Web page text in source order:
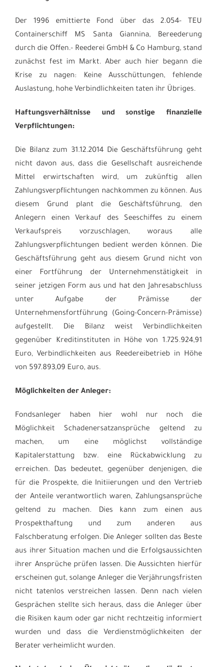
Der 1996 emittierte Fond über das 2.054- TEU
Containerschiff MS Santa Giannina, Bereederung
durch die Offen.- Reederei GmbH & Co Hamburg, stand
zunächst fest im Markt. Aber auch hier begann die
Krise zu nagen: Keine Ausschüttungen, fehlende
Auslastung, hohe Verbindlichkeiten taten ihr Übriges.
Haftungsverhältnisse und sonstige finanzielle
Verpflichtungen:
Die Bilanz zum 31.12.2014 Die Geschäftsführung geht
nicht davon aus, dass die Gesellschaft ausreichende
Mittel erwirtschaften wird, um zukünftig allen
Zahlungsverpflichtungen nachkommen zu können. Aus
diesem Grund plant die Geschäftsführung, den
Anlegern einen Verkauf des Seeschiffes zu einem
Verkaufspreis vorzuschlagen, woraus alle
Zahlungsverpflichtungen bedient werden können. Die
Geschäftsführung geht aus diesem Grund nicht von
einer Fortführung der Unternehmenstätigkeit in
seiner jetzigen Form aus und hat den Jahresabschluss
unter Aufgabe der Prämisse der
Unternehmensfortführung (Going-Concern-Prämisse)
aufgestellt. Die Bilanz weist Verbindlichkeiten
gegenüber Kreditinstituten in Höhe von 1.725.924,91
Euro, Verbindlichkeiten aus Reedereibetrieb in Höhe
von 597.893,09 Euro, aus.
Möglichkeiten der Anleger:
Fondsanleger haben hier wohl nur noch die
Möglichkeit Schadenersatzansprüche geltend zu
machen, um eine möglichst vollständige
Kapitalerstattung bzw. eine Rückabwicklung zu
erreichen. Das bedeutet, gegenüber denjenigen, die
für die Prospekte, die Initiierungen und den Vertrieb
der Anteile verantwortlich waren, Zahlungsansprüche
geltend zu machen. Dies kann zum einen aus
Prospekthaftung und zum anderen aus
Falschberatung erfolgen. Die Anleger sollten das Beste
aus ihrer Situation machen und die Erfolgsaussichten
ihrer Ansprüche prüfen lassen. Die Aussichten hierfür
erscheinen gut, solange Anleger die Verjährungsfristen
nicht tatenlos verstreichen lassen. Denn nach vielen
Gesprächen stellte sich heraus, dass die Anleger über
die Risiken kaum oder gar nicht rechtzeitig informiert
wurden und dass die Verdienstmöglichkeiten der
Berater verheimlicht wurden.